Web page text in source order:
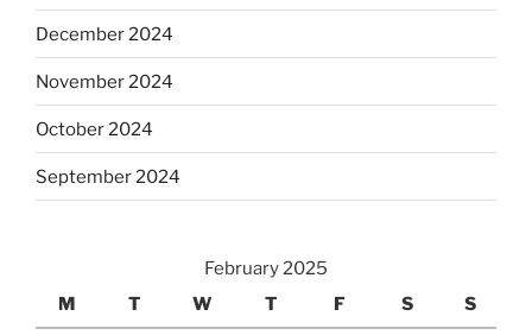
December 2024
November 2024
October 2024
September 2024
February 2025
M
T W T F S S